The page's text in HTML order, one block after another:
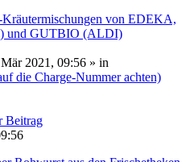
von EDEKA,
und GUTBIO (ALDI)
2021, 09:56 » in
die Charge-Nummer achten)
Beitrag